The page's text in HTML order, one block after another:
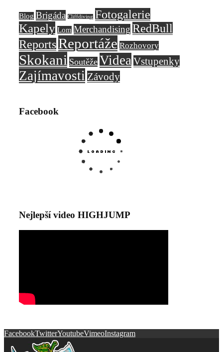
Blog Brigáda Cliffdiving Fotogalerie
Kapely Lom Merchandising RedBull
ReportsReportáže Rozhovory
Skokani Soutěže VideaVstupenky
Zajímavosti Závody
Facebook
Nejlepší video HIGHJUMP
FacebookTwitterYoutubeVimeoInstagram